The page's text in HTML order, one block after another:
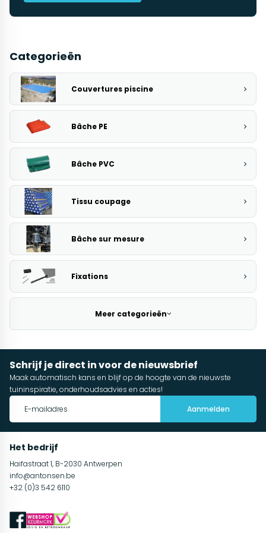
Categorieën
Couvertures piscine
Bâche PE
Bâche PVC
Tissu coupage
Bâche sur mesure
Fixations
Meer categorieën
Schrijf je direct in voor de nieuwsbrief
Maak automatisch kans en blijf op de hoogte van de nieuwste
tuininspiratie, onderhoudsadvies en acties!
Aanmelden
Het bedrijf
Haifastraat 1, B-2030 Antwerpen
info@antonsen.be
+32 (0)3 542 6110